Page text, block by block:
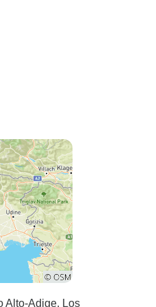
Alto-Adige. Los